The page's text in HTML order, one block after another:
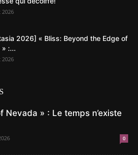
2026
2026] « Bliss: Beyond the Edge of
» :...
2026
Nevada » : Le temps n’existe
0